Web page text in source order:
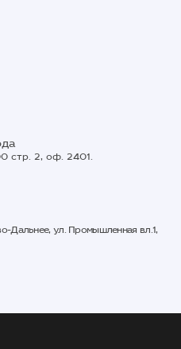
стр. 2, оф. 2401.
Дальнее, ул. Промышленная вл.1,